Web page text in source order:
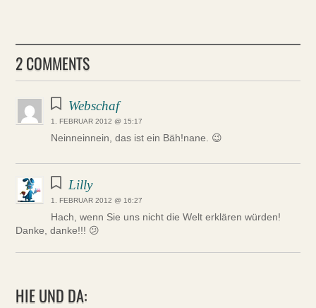
2 COMMENTS
Webschaf
1. FEBRUAR 2012 @ 15:17
Neinneinnein, das ist ein Bäh!nane. 😉
Lilly
1. FEBRUAR 2012 @ 16:27
Hach, wenn Sie uns nicht die Welt erklären würden!
Danke, danke!!! 😕
HIE UND DA: